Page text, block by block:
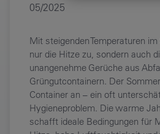
05/2025
Mit steigenden Temperaturen
nur die Hitze zu, sondern auch
unangenehme Gerüche aus
Grüngutcontainern. Der
Container an – ein oft
Hygieneproblem. Die warme
schafft ideale Bedingungen für